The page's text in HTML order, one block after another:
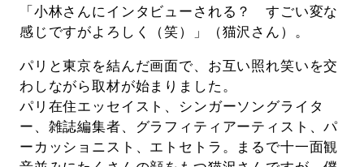
「小林さんにインタビューされる？ すごい変な
感じですがよろしく（笑）」（猫沢さん）。
パリと東京を結んだ画面で、お互い照れ笑いを交
わしながら取材が始まりました。
パリ在住エッセイスト、シンガーソングライタ
ー、雑誌編集者、グラフィティアーティスト、パ
ーカッショニスト、エトセトラ。まるで十一面観